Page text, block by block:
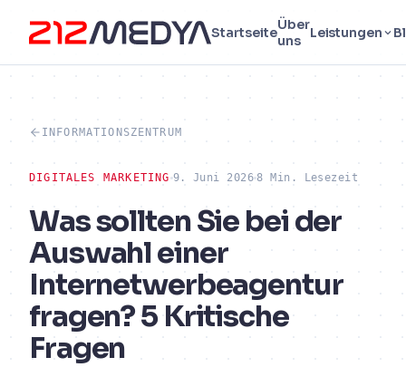
StartseiteÜber
uns
Leistungen
INFORMATIONSZENTRUM
DIGITALES MARKETING 9. Juni 2026 8 Min. Lesezeit
Was sollten Sie bei der
Auswahl einer
Internetwerbeagentur
fragen? 5 Kritische
Fragen